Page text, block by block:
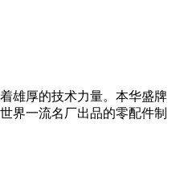
雄厚的技术力量。本华盛牌
界一流名厂出品的零配件制